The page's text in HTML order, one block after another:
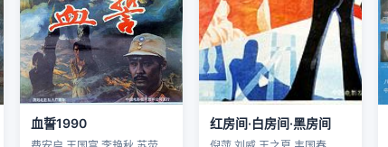
血誓1990 红房间·白房间·黑房间